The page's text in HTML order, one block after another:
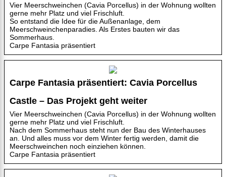
Vier Meerschweinchen (Cavia Porcellus) in der Wohnung wollten
gerne mehr Platz und viel Frischluft.
So entstand die Idee für die Außenanlage, dem
Meerschweinchenparadies. Als Erstes bauten wir das
Sommerhaus.
Carpe Fantasia präsentiert
Carpe Fantasia präsentiert: Cavia Porcellus
Castle – Das Projekt geht weiter
Vier Meerschweinchen (Cavia Porcellus) in der Wohnung wollten
gerne mehr Platz und viel Frischluft.
Nach dem Sommerhaus steht nun der Bau des Winterhauses
an. Und alles muss vor dem Winter fertig werden, damit die
Meerschweinchen noch einziehen können.
Carpe Fantasia präsentiert